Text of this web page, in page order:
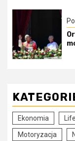
Ekonomia
Motoryzacja